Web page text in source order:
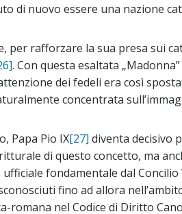
di nuovo essere una nazione
per rafforzare la sua presa sui
. Con questa esaltata
dei fedeli era così
concentrata
Papa Pio IX[27] diventa decisivo
di questo concetto, ma
fondamentale dal Concilio
fino ad allora
romana nel Codice di Diritto